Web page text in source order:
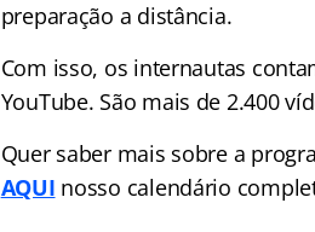
preparação a distância.
Com isso, os internautas
YouTube. São mais de 2.400
Quer saber mais sobre a
AQUI nosso calendário